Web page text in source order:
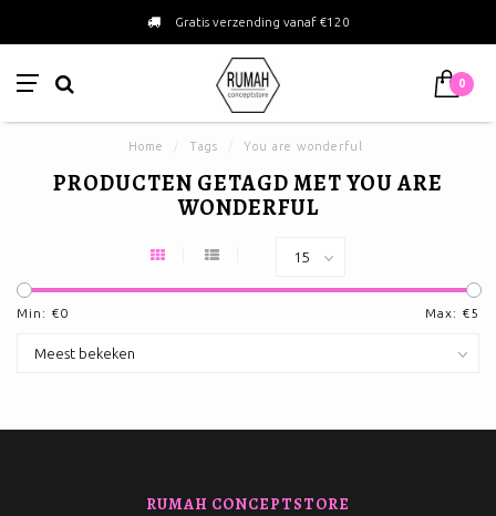
Gratis verzending vanaf €120
0
Home Tags You are wonderful
PRODUCTEN GETAGD MET YOU ARE
WONDERFUL
Min: €0 Max: €5
RUMAH CONCEPTSTORE